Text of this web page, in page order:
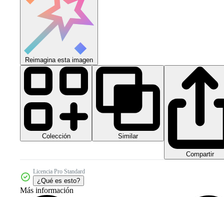
Reimagina esta imagen
Colección Similar
Compartir
Licencia Pro Standard
¿Qué es esto?
Más información